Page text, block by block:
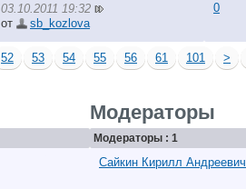
03.10.2011 19:32
от
sb_kozlova
0
52 53 54 55 56 61 101 >
Модераторы
Модераторы : 1
Сайкин Кирилл Андреевич